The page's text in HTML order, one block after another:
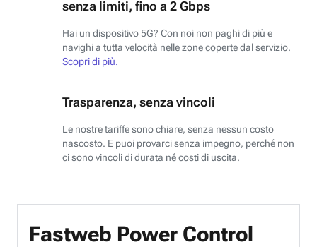
senza limiti, fino a 2 Gbps
Hai un dispositivo 5G? Con noi non paghi di più e
navighi a tutta velocità nelle zone coperte dal servizio.
Scopri di più.
Trasparenza, senza vincoli
Le nostre tariffe sono chiare, senza nessun costo
nascosto. E puoi provarci senza impegno, perché non
ci sono vincoli di durata né costi di uscita.
Fastweb Power Control